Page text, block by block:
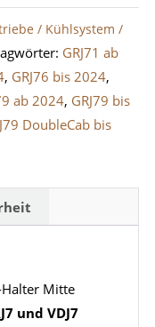
/ Kühlsystem /
GRJ71 ab
, GRJ76 bis 2024,
ab 2024, GRJ79 bis
DoubleCab bis
Mitte
und VDJ7